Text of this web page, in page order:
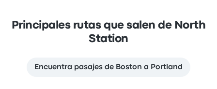
Principales rutas que salen de North
Station
Encuentra pasajes de Boston a Portland